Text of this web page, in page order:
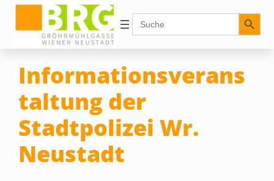
Inhalt
springen
Search
for:
Search Button
Informationsverans
taltung der
Stadtpolizei Wr.
Neustadt